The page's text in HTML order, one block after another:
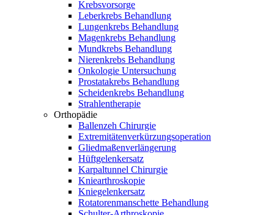
Krebsvorsorge
Leberkrebs Behandlung
Lungenkrebs Behandlung
Magenkrebs Behandlung
Mundkrebs Behandlung
Nierenkrebs Behandlung
Onkologie Untersuchung
Prostatakrebs Behandlung
Scheidenkrebs Behandlung
Strahlentherapie
Orthopädie
Ballenzeh Chirurgie
Extremitätenverkürzungsoperation
Gliedmaßenverlängerung
Hüftgelenkersatz
Karpaltunnel Chirurgie
Kniearthroskopie
Kniegelenkersatz
Rotatorenmanschette Behandlung